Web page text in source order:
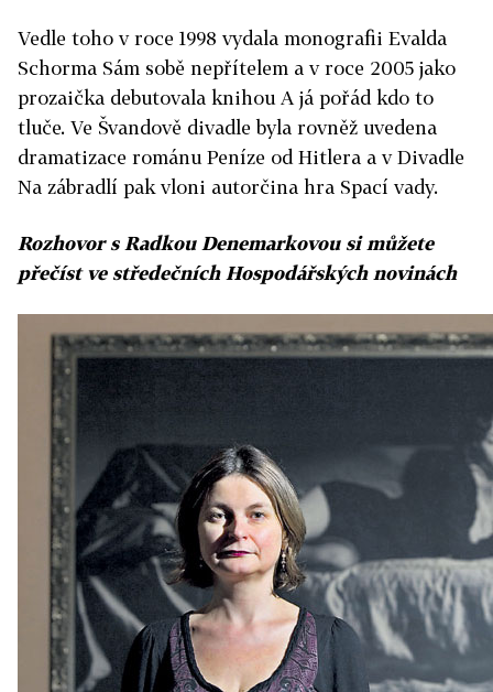
Vedle toho v roce 1998 vydala monografii Evalda
Schorma Sám sobě nepřítelem a v roce 2005 jako
prozaička debutovala knihou A já pořád kdo to
tluče. Ve Švandově divadle byla rovněž uvedena
dramatizace románu Peníze od Hitlera a v Divadle
Na zábradlí pak vloni autorčina hra Spací vady.
Rozhovor s Radkou Denemarkovou si můžete
přečíst ve středečních Hospodářských novinách